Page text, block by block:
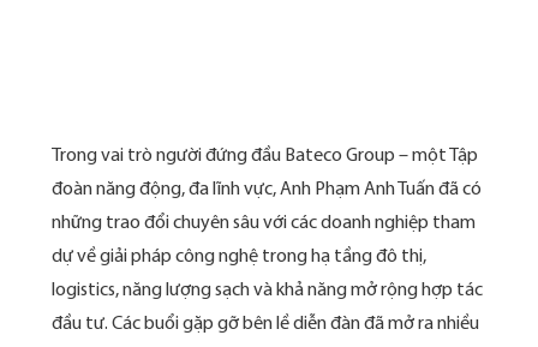
Trong vai trò người đứng đầu Bateco Group – một Tập
đoàn năng động, đa lĩnh vực, Anh Phạm Anh Tuấn đã có
những trao đổi chuyên sâu với các doanh nghiệp tham
dự về giải pháp công nghệ trong hạ tầng đô thị,
logistics, năng lượng sạch và khả năng mở rộng hợp tác
đầu tư. Các buổi gặp gỡ bên lề diễn đàn đã mở ra nhiều